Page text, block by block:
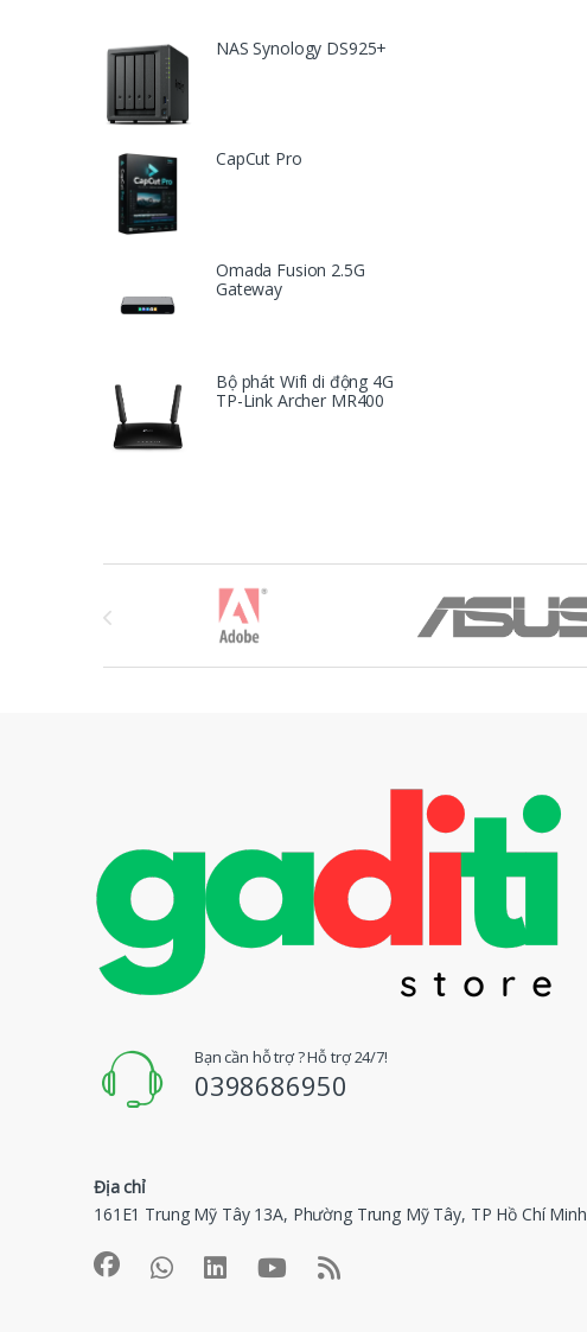
NAS Synology DS925+
CapCut Pro
Omada Fusion 2.5G
Gateway
Bộ phát Wifi di động 4G
TP-Link Archer MR400
Bạn cần hỗ trợ ? Hỗ trợ 24/7!
0398686950
Địa chỉ
161E1 Trung Mỹ Tây 13A, Phường Trung Mỹ Tây, TP Hồ Chí Minh